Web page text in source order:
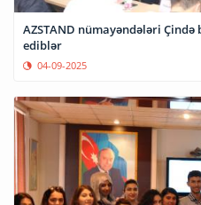
AZSTAND nümayəndələri
ediblər
04-09-2025